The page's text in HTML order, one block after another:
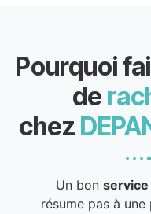
Pourquoi
de
chez
Un bon service
résume pas à